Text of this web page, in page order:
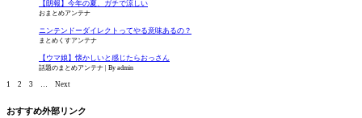
【朗報】今年の夏、ガチで涼しい
おまとめアンテナ
ニンテンドーダイレクトってやる意味あるの？
まとめくすアンテナ
【ウマ娘】懐かしいと感じたらおっさん
話題のまとめアンテナ By admin
1 2 3 … Next
おすすめ外部リンク